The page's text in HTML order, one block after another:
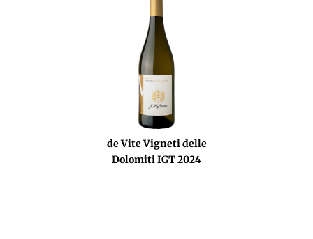
de Vite Vigneti delle
Dolomiti IGT 2024